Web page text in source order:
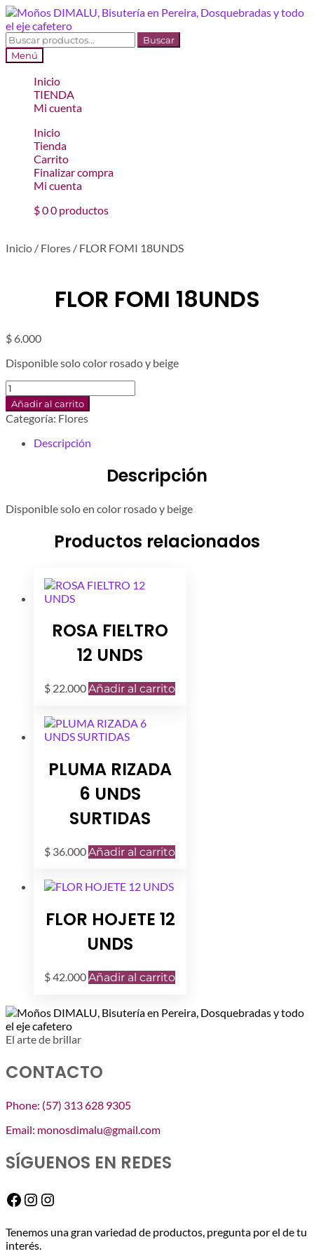
Ir
a
la
navegación
Ir
al
contenido
Buscar
por:
Buscar
Menú
Inicio
TIENDA
Mi cuenta
Inicio
Tienda
Carrito
Finalizar compra
Mi cuenta
$00 productos
Inicio / Flores / FLOR FOMI 18UNDS
FLOR FOMI 18UNDS
$ 6.000
Disponible solo color rosado y beige
FLOR
FOMI
18UNDS
cantidad
Añadir al carrito
Categoría: Flores
Descripción
Descripción
Disponible solo en color rosado y beige
Productos relacionados
ROSA FIELTRO
12 UNDS
$ 22.000Añadir al carrito
PLUMA RIZADA
6 UNDS
SURTIDAS
$ 36.000Añadir al carrito
FLOR HOJETE 12
UNDS
$42.000Añadir al carrito
El arte de brillar
CONTACTO
Phone: (57) 313 628 9305
Email: monosdimalu@gmail.com
SÍGUENOS EN REDES
Facebook
Instagram
Instagram
Tenemos una gran variedad de productos, pregunta por el de tu
interés.